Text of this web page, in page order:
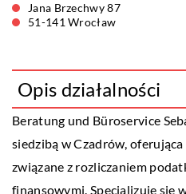
Jana Brzechwy 87
51-141 Wrocław
Opis działalności
Beratung und Büroservice
siedzibą w Czadrów,
związane z rozliczaniem
finansowymi. Specjalizuje się